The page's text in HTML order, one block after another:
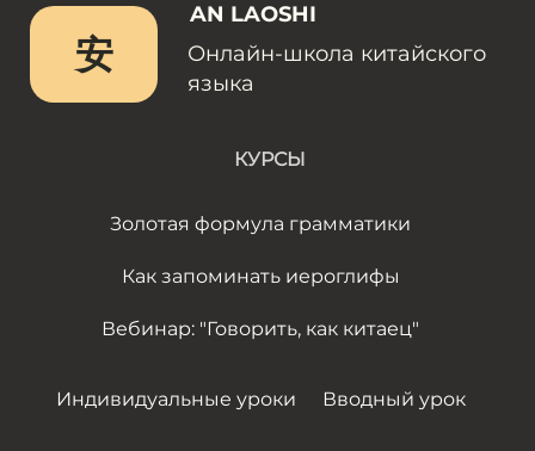
安
AN LAOSHI
Онлайн-школа китайского
языка
КУРСЫ
Золотая формула грамматики
Как запоминать иероглифы
Вебинар: "Говорить, как китаец"
Индивидуальные уроки Вводный урок